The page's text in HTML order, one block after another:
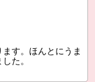
す。ほんとにうま
た。